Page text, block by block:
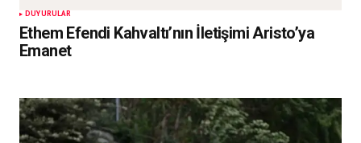
DUYURULAR
Ethem Efendi Kahvaltı’nın İletişimi Aristo’ya
Emanet